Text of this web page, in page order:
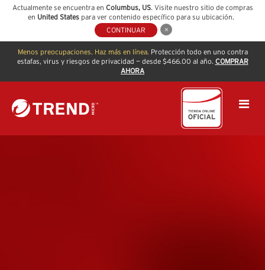
Actualmente se encuentra en Columbus, US. Visite nuestro sitio de compras
en United Statespara ver contenido específico para su ubicación.
CONTINUAR
Menos preocupaciones. Haz más en línea. Protección todo en uno contra
estafas, virus y riesgos de privacidad — desde $466.00 al año. COMPRAR
AHORA